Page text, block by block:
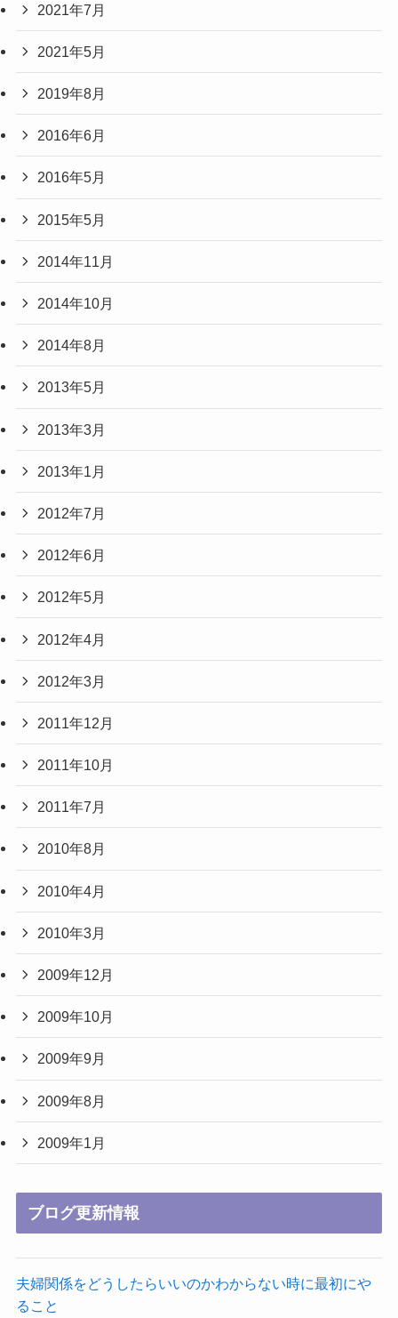
2021年7月
2021年5月
2019年8月
2016年6月
2016年5月
2015年5月
2014年11月
2014年10月
2014年8月
2013年5月
2013年3月
2013年1月
2012年7月
2012年6月
2012年5月
2012年4月
2012年3月
2011年12月
2011年10月
2011年7月
2010年8月
2010年4月
2010年3月
2009年12月
2009年10月
2009年9月
2009年8月
2009年1月
ブログ更新情報
夫婦関係をどうしたらいいのかわからない時に最初にや
ること